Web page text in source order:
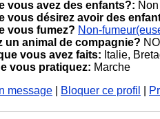
vous avez des enfants?: Non
vous désirez avoir des
vous fumez? Non-
un animal de compagnie?
vous avez faits: Italie,
vous pratiquez: Marche
message
Bloquer ce profil